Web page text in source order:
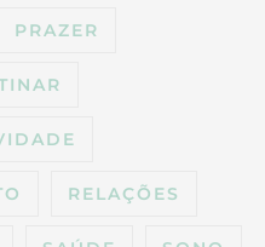
PRAZER
RELAÇÕES